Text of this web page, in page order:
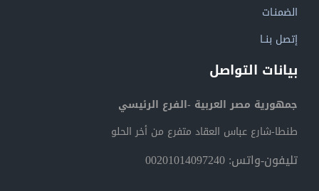
الضمنـات
إتصل بنــا
بيانات التواصل
جمهورية مصر العربية -الفرع الرئيسي
طنطا-شارع عباس العقاد متفرع من أخر الحلو
تليفون-واتس: 00201014097240